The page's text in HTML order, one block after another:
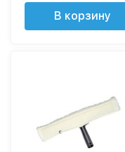
В корзину